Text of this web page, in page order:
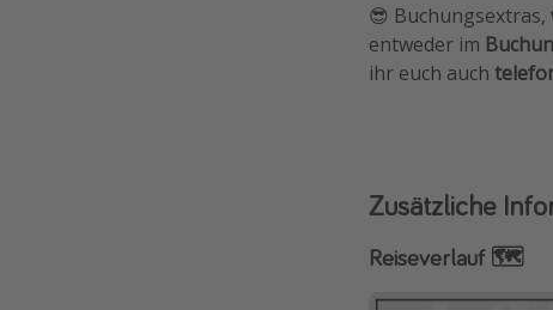
😎 Buchungsextras,
entweder im
ihr euch auch
Zusätzliche
Reiseverlauf 🗺